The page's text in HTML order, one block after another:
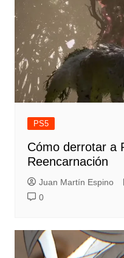
PS5
Cómo derrotar a
Reencarnación
Juan Martín Espino
0